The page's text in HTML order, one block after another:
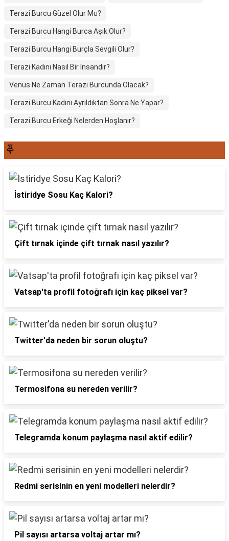
Terazi Burcu Güzel Olur Mu?
Terazi Burcu Hangi Burca Aşık Olur?
Terazi Burcu Hangi Burçla Sevgili Olur?
Terazi Kadını Nasıl Bir İnsandır?
Venüs Ne Zaman Terazi Burcunda Olacak?
Terazi Burcu Kadını Ayrıldıktan Sonra Ne Yapar?
Terazi Burcu Erkeği Nelerden Hoşlanır?
İstiridye Sosu Kaç Kalori?
Çift tırnak içinde çift tırnak nasıl yazılır?
Vatsap'ta profil fotoğrafı için kaç piksel var?
Twitter'da neden bir sorun oluştu?
Termosifona su nereden verilir?
Telegramda konum paylaşma nasıl aktif edilir?
Redmi serisinin en yeni modelleri nelerdir?
Pil sayısı artarsa voltaj artar mı?